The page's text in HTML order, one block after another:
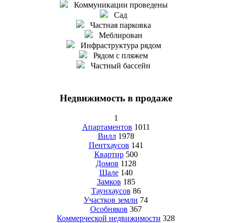
Коммуникации проведены
Сад
Частная парковка
Меблирован
Инфраструктура рядом
Рядом с пляжем
Частный бассейн
Недвижимость в продаже
1
Апартаментов 1011
Вилл 1978
Пентхаусов 141
Квартир 500
Домов 1128
Шале 140
Замков 185
Таунхаусов 86
Участков земли 74
Особняков 367
Коммерческой недвижимости 328